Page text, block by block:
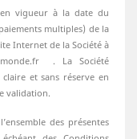
en vigueur à la date du
multiples) de la
Internet de la Société à
. La Société
et sans réserve en
validation.
des présentes